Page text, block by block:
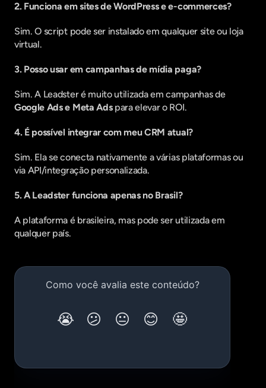
2. Funciona em sites de WordPress e e-commerces?
Sim. O script pode ser instalado em qualquer site ou loja
virtual.
3. Posso usar em campanhas de mídia paga?
Sim. A Leadster é muito utilizada em campanhas de
Google Ads e Meta Ads para elevar o ROI.
4. É possível integrar com meu CRM atual?
Sim. Ela se conecta nativamente a várias plataformas ou
via API/integração personalizada.
5. A Leadster funciona apenas no Brasil?
A plataforma é brasileira, mas pode ser utilizada em
qualquer país.